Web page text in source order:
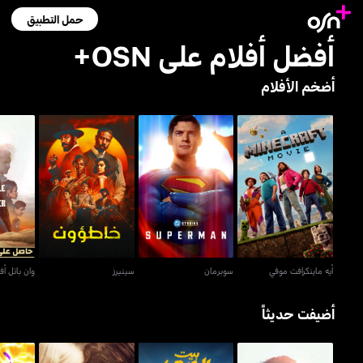
حمل التطبيق
أفضل أفلام على OSN+
أضخم الأفلام
أيه ماينكرافت موفي
أيه ماينكرافت موفي
سوبرمان
سوبرمان
سينيرز
سينيرز
وان
وان باتل
أضيفت حديثاً